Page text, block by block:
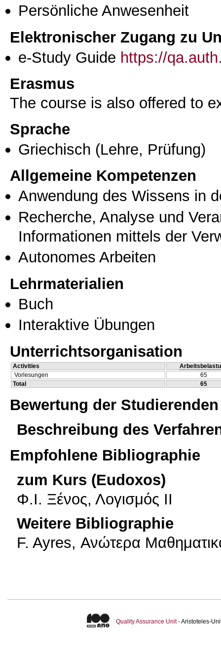
Persönliche Anwesenheit
Elektronischer Zugang zu
e-Study Guide https://
Erasmus
The course is also offered to
Sprache
Griechisch (Lehre, Prüfung)
Allgemeine Kompetenzen
Anwendung des Wissens in
Recherche, Analyse und
Informationen mittels der
Autonomes Arbeiten
Lehrmaterialien
Buch
Interaktive Übungen
Unterrichtsorganisation
Activities
Vorlesungen
65
Total
65
Bewertung der Studierenden
Beschreibung des
Empfohlene Bibliographie
zum Kurs (Eudoxos)
Φ.Ι. Ξένος, Λογισμός ΙΙ
Weitere Bibliographie
F. Ayres, Ανώτερα
Quality Assurance Unit- Aristoteles-